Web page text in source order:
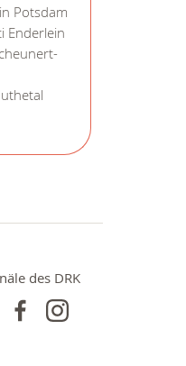
Potsdam
Enderlein
des DRK